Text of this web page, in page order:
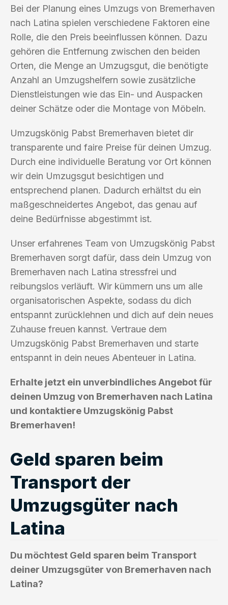
Bei der Planung eines Umzugs von Bremerhaven
nach Latina spielen verschiedene Faktoren eine
Rolle, die den Preis beeinflussen können. Dazu
gehören die Entfernung zwischen den beiden
Orten, die Menge an Umzugsgut, die benötigte
Anzahl an Umzugshelfern sowie zusätzliche
Dienstleistungen wie das Ein- und Auspacken
deiner Schätze oder die Montage von Möbeln.
Umzugskönig Pabst Bremerhaven bietet dir
transparente und faire Preise für deinen Umzug.
Durch eine individuelle Beratung vor Ort können
wir dein Umzugsgut besichtigen und
entsprechend planen. Dadurch erhältst du ein
maßgeschneidertes Angebot, das genau auf
deine Bedürfnisse abgestimmt ist.
Unser erfahrenes Team von Umzugskönig Pabst
Bremerhaven sorgt dafür, dass dein Umzug von
Bremerhaven nach Latina stressfrei und
reibungslos verläuft. Wir kümmern uns um alle
organisatorischen Aspekte, sodass du dich
entspannt zurücklehnen und dich auf dein neues
Zuhause freuen kannst. Vertraue dem
Umzugskönig Pabst Bremerhaven und starte
entspannt in dein neues Abenteuer in Latina.
Erhalte jetzt ein unverbindliches Angebot für
deinen Umzug von Bremerhaven nach Latina
und kontaktiere Umzugskönig Pabst
Bremerhaven!
Geld sparen beim
Transport der
Umzugsgüter nach
Latina
Du möchtest Geld sparen beim Transport
deiner Umzugsgüter von Bremerhaven nach
Latina?